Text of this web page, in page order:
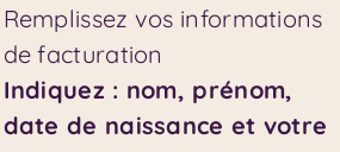
Remplissez vos informations
de facturation
Indiquez : nom, prénom,
date de naissance et votre